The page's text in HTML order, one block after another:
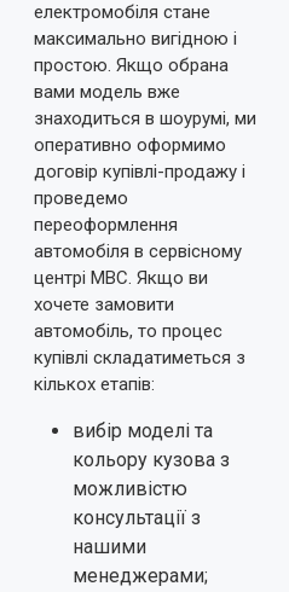
електромобіля стане
максимально вигідною і
простою. Якщо обрана
вами модель вже
знаходиться в шоурумі, ми
оперативно оформимо
договір купівлі-продажу і
проведемо
переоформлення
автомобіля в сервісному
центрі МВС. Якщо ви
хочете замовити
автомобіль, то процес
купівлі складатиметься з
кількох етапів:
вибір моделі та
кольору кузова з
можливістю
консультації з
нашими
менеджерами;